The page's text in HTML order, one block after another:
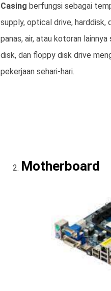
Casing berfungsi sebagai
supply, optical drive, harddisk,
panas, air, atau kotoran
disk, dan floppy disk drive
pekerjaan sehari-hari.
Motherboard